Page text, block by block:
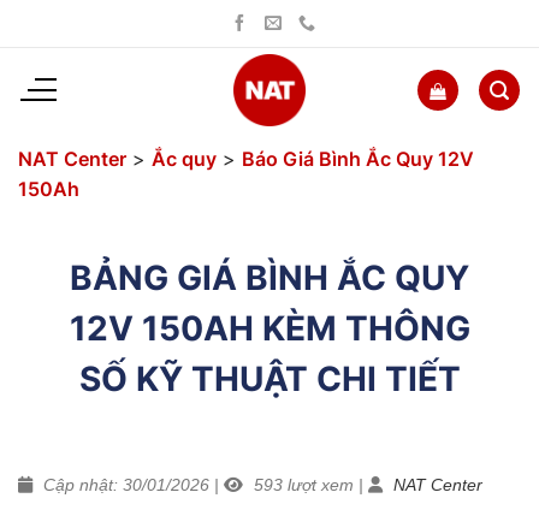
dung
NAT Center > Ắc quy > Báo Giá Bình Ắc Quy 12V
150Ah
BẢNG GIÁ BÌNH ẮC QUY
12V 150AH KÈM THÔNG
SỐ KỸ THUẬT CHI TIẾT
Cập nhật: 30/01/2026 | 593 lượt xem | NAT Center